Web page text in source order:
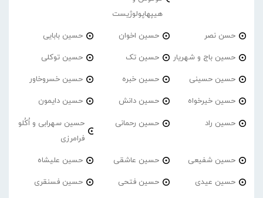
هیپهاپولوژیست
حسن نصر حسین اخوان حسین بابایی
حسین باج و شهریار حسین تک حسین توکلی
حسین حسینی حسین خبره حسین خسروخاور
حسین خیرخواه حسین دانش حسین دایمون
حسین راد حسین رحمانی
حسین سهرابی و اُکُلو
فرامرزی
حسین شفیعی حسین عاشقی حسین علیشاه
حسین عیدی حسین فتحی حسین فسنقری